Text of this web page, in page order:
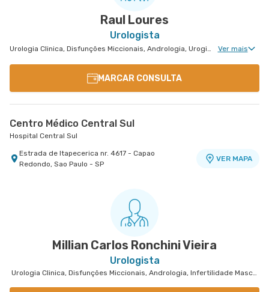
Raul Loures
Urologista
Urologia Clinica, Disfunções Miccionais, Andrologia, Uroginecologia, Infertilidade Masculina, Urologia Oncológica, Cirurgia Urológica Ver mais
MARCAR CONSULTA
Centro Médico Central Sul
Hospital Central Sul
Estrada de Itapecerica nr. 4617 - Capao
Redondo, Sao Paulo - SP
VER MAPA
Millian Carlos Ronchini Vieira
Urologista
Urologia Clinica, Disfunções Miccionais, Andrologia, Infertilidade Masculina